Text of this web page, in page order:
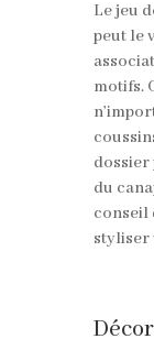
Le jeu
peut le
motifs.
dossier
du
conseil
styliser